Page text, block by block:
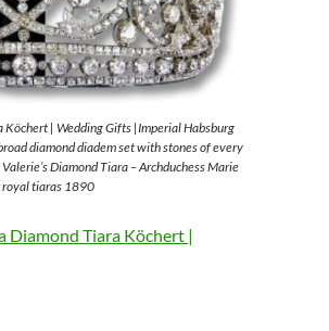
| Wedding Gifts |Imperial Habsburg
diamond diadem set with stones of every
Diamond Tiara – Archduchess Marie
royal tiaras 1890
Diamond Tiara Köchert |